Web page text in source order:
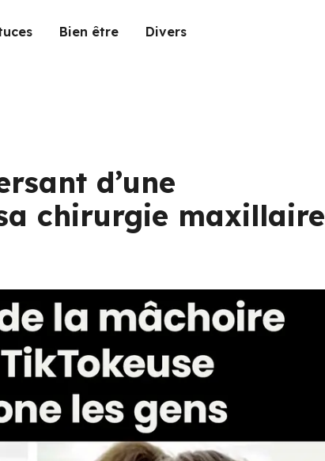
Bien être Divers
d’une
chirurgie maxillaire